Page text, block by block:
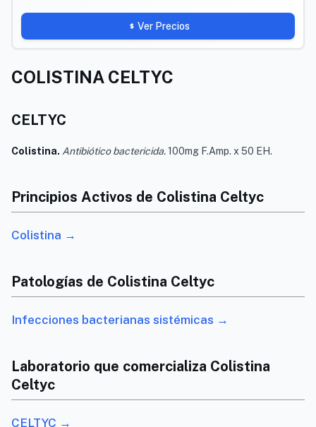
Ver Precios
COLISTINA CELTYC
CELTYC
Colistina. Antibiótico bactericida.100mg F.Amp. x 50 EH.
Principios Activos de Colistina Celtyc
Colistina →
Patologías de Colistina Celtyc
Infecciones bacterianas sistémicas →
Laboratorio que comercializa Colistina
Celtyc
CELTYC →